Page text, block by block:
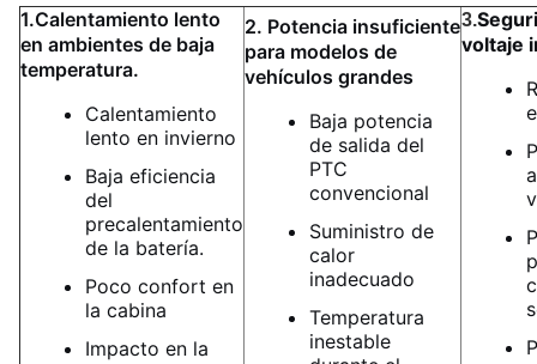
1.Calentamiento lento
en ambientes de baja
temperatura.
Calentamiento
lento en invierno
Baja eficiencia
del
precalentamiento
de la batería.
Poco confort en
la cabina
Impacto en la
2. Potencia insuficiente
para modelos de
vehículos grandes
Baja potencia
de salida del
PTC
convencional
Suministro de
calor
inadecuado
Temperatura
inestable
3.
voltaje